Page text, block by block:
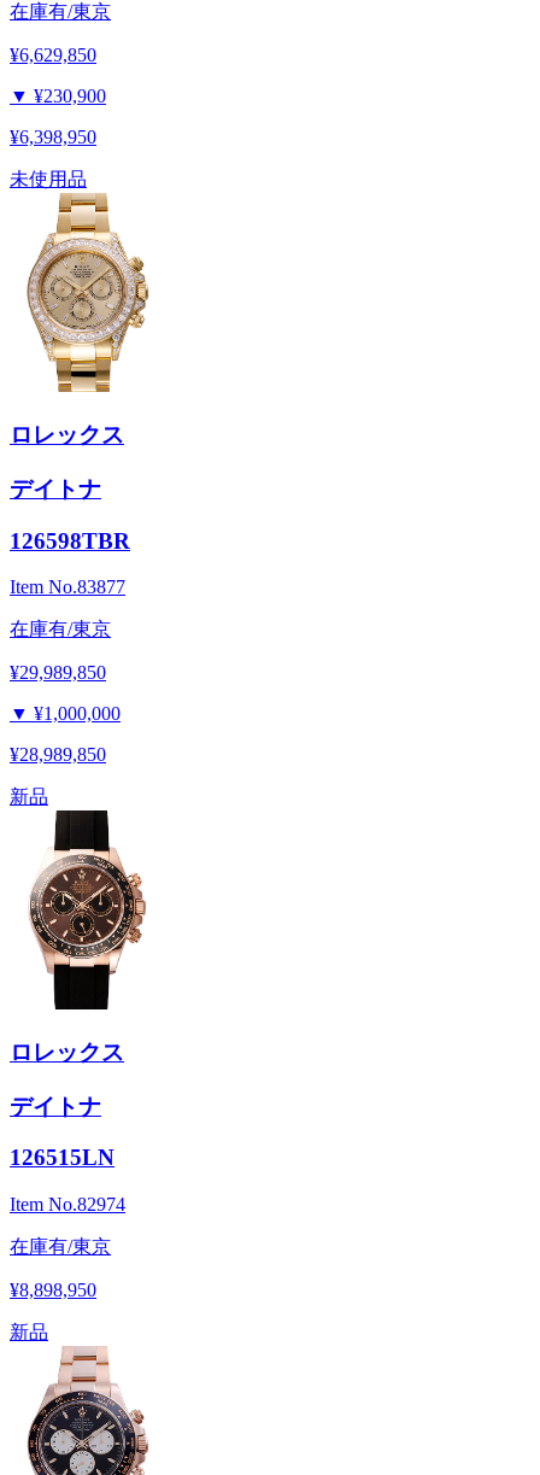
在庫有/東京
¥6,629,850
▼ ¥230,900
¥6,398,950
未使用品
ロレックス
デイトナ
126598TBR
Item No.83877
在庫有/東京
¥29,989,850
▼ ¥1,000,000
¥28,989,850
新品
ロレックス
デイトナ
126515LN
Item No.82974
在庫有/東京
¥8,898,950
新品